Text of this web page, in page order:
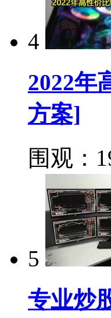
4
2022年
方案]
围观：
5
专业炒